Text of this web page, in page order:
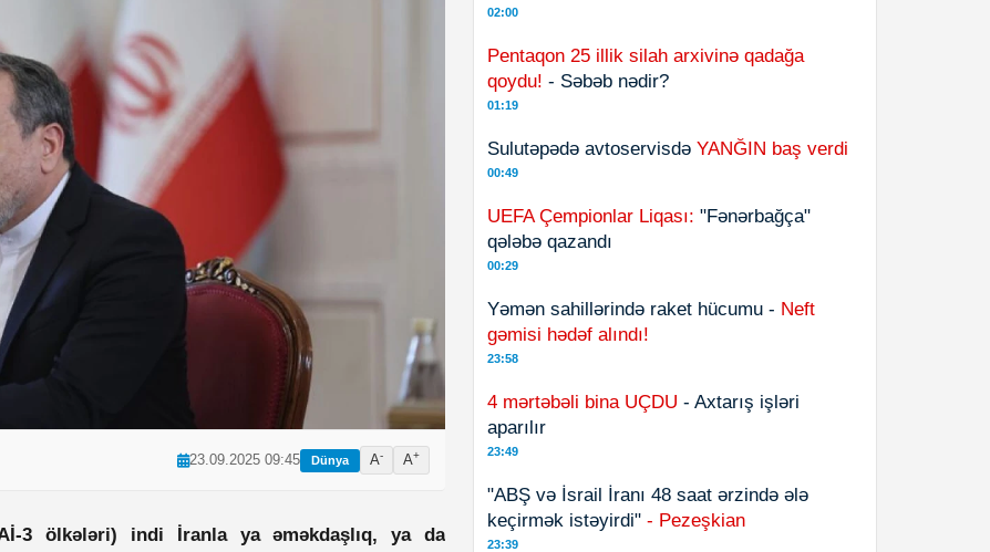
23.09.2025 09:45 Dünya A- A+
3 ölkələri) indi İranla ya əməkdaşlıq, ya da
02:00
Pentaqon 25 illik silah arxivinə qadağa
qoydu! - Səbəb nədir?
01:19
Sulutəpədə avtoservisdə YANĞIN baş verdi
00:49
UEFA Çempionlar Liqası: "Fənərbağça"
qələbə qazandı
00:29
Yəmən sahillərində raket hücumu - Neft
gəmisi hədəf alındı!
23:58
4 mərtəbəli bina UÇDU - Axtarış işləri
aparılır
23:49
"ABŞ və İsrail İranı 48 saat ərzində ələ
keçirmək istəyirdi" - Pezeşkian
23:39